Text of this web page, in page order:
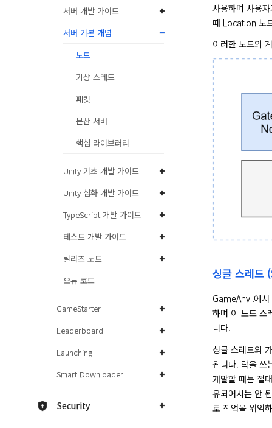
서버 개발 가이드
서버 기본 개념
노드
가상 스레드
패킷
분산 서버
핵심 라이브러리
Unity 기초 개발 가이드
Unity 심화 개발 가이드
TypeScript 개발 가이드
테스트 개발 가이드
릴리즈 노트
오류 코드
GameStarter
Leaderboard
Launching
Smart Downloader
Security
사용하며 사용
때 Location 노
이러한 노드의
싱글 스레드
GameAnvil에서
하며 이 노드 스
니다.
싱글 스레드의
됩니다. 락을 쓰
개발할 때는 절
유되어서는 안
로 작업을 위임